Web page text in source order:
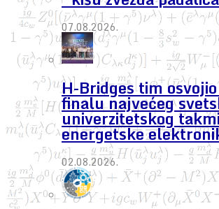
07.08.2026.
H-Bridges tim
finalu najvećeg
univerzitetskog
energetske
02.08.2026.